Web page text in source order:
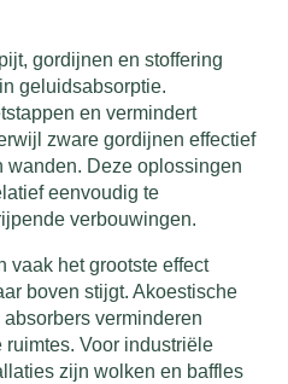
gordijnen en stoffering
geluidsabsorptie.
en vermindert
zware gordijnen effectief
wanden. Deze oplossingen
eenvoudig te
verbouwingen.
vaak het grootste effect
boven stijgt. Akoestische
verminderen
Voor industriële
zijn wolken en baffles